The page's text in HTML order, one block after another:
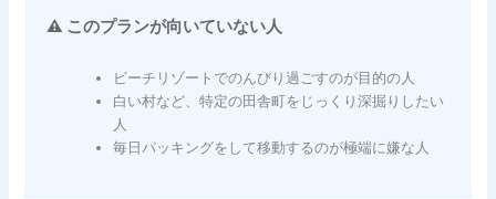
⚠️ このプランが向いていない人
ビーチリゾートでのんびり過ごすのが目的の人
白い村など、特定の田舎町をじっくり深掘りしたい
人
毎日パッキングをして移動するのが極端に嫌な人